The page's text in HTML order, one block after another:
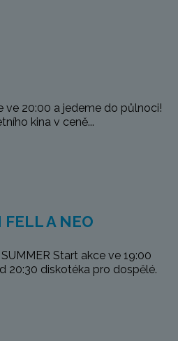
ve 20:00 a jedeme do půlnoci!
kina v ceně...
FELL A NEO
Start akce ve 19:00
20:30 diskotéka pro dospělé.